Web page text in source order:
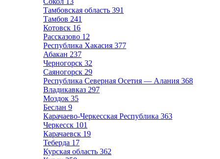
Тамбовская область 391
Тамбов 241
Котовск 16
Рассказово 12
Республика Хакасия 377
Абакан 237
Черногорск 32
Саяногорск 29
Республика Северная Осетия — Алания 368
Владикавказ 297
Моздок 35
Беслан 9
Карачаево-Черкесская Республика 363
Черкесск 101
Карачаевск 19
Теберда 17
Курская область 362